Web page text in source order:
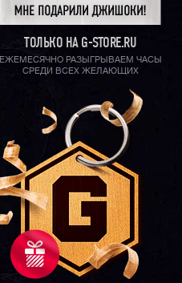
ТОЛЬКО НА G-STORE.RU
ЕЖЕМЕСЯЧНО РАЗЫГРЫВАЕМ ЧАСЫ
СРЕДИ ВСЕХ ЖЕЛАЮЩИХ